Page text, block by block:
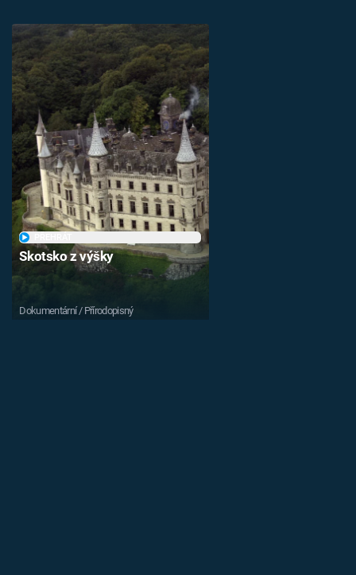
Skotsko z výšky
Dokumentární / Přírodopisný